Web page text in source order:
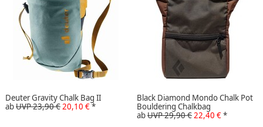
Deuter Gravity Chalk Bag II
abUVP 23,90 €20,10 €*
Black Diamond Mondo Chalk Pot
Bouldering Chalkbag
abUVP 29,90 €22,40 €*